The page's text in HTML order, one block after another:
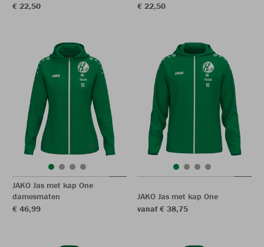
€ 22,50
€ 22,50
JAKO Jas met kap One
damesmaten
€ 46,99
JAKO Jas met kap One
vanaf € 38,75